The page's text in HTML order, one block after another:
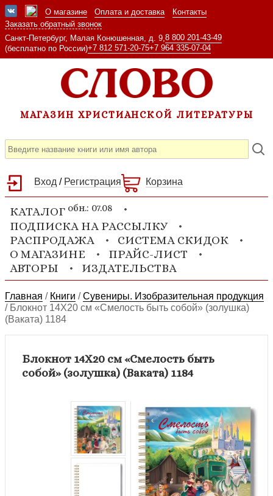
О магазине Оплата и доставка
Контакты
Заказать обратный звонок
Санкт-Петербург, Малая Конюшенная, д. 9, 8 800 201-43-49
(бесплатно по России)+7 812 571-20-75+7 964 335-07-04
МАГАЗИН ХРИСТИАНСКОЙ ЛИТЕРАТУРЫ
Вход / Регистрация Корзина
КАТАЛОГ обн.: 07.08
ПОДПИСКА НА РАССЫЛКУ
РАСПРОДАЖА
СИСТЕМА СКИДОК
О МАГАЗИНЕ
ПРАЙС-ЛИСТ
АВТОРЫ
ИЗДАТЕЛЬСТВА
Главная / Книги /Сувениры. Изобразительная продукция
/ Блокнот 14Х20 см «Смелость быть собой» (золушка)
(Ваката) 1184
Блокнот 14Х20 см «Смелость быть
собой» (золушка) (Ваката) 1184